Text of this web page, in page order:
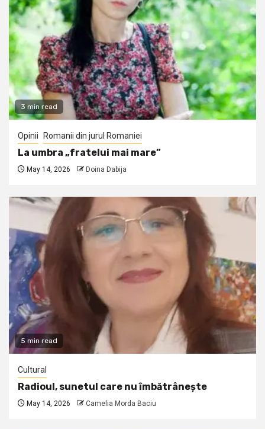
3 min read
Opinii Romanii din jurul Romaniei
La umbra „fratelui mai mare”
May 14, 2026 Doina Dabija
5 min read
Cultural
Radioul, sunetul care nu îmbătrânește
May 14, 2026 Camelia Morda Baciu